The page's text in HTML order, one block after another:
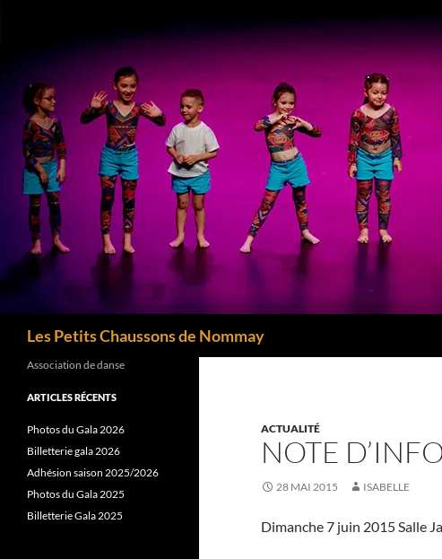
Les Petits Chaussons de Nommay
ACTUALITÉ
NOTE
28 MAI 2015 ISABELLE
Dimanche 7 juin 2015 Salle
Association de danse
ARTICLES RÉCENTS
Photos du Gala 2026
Billetterie gala 2026
Adhésion saison 2025/2026
Photos du Gala 2025
Billetterie Gala 2025